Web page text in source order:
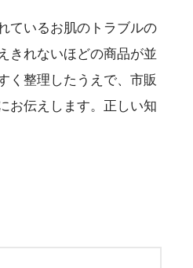
ているお肌のトラブルの
きれないほどの商品が並
く整理したうえで、市販
お伝えします。正しい知